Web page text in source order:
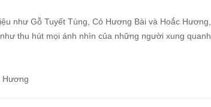
như Gỗ Tuyết Tùng, Cỏ Hương Bài và Hoắc
thu hút mọi ánh nhìn của những người xung quanh.
Hương